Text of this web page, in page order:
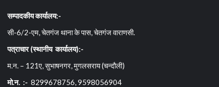
सम्पादकीय कार्यालय:-
सी-6/2-एम, चेतगंज थाना के पास, चेतगंज वाराणसी.
पत्राचार (स्थानीय कार्यालय):-
म.न. – 121ए, सुभाषनगर, मुगलसराय (चन्दौली)
मो.न. :- 8299678756, 9598056904